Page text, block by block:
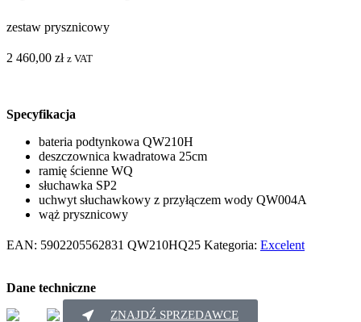
zestaw prysznicowy
2 460,00 zł z VAT
Specyfikacja
bateria podtynkowa QW210H
deszczownica kwadratowa 25cm
ramię ścienne WQ
słuchawka SP2
uchwyt słuchawkowy z przyłączem wody QW004A
wąż prysznicowy
EAN: 5902205562831 QW210HQ25 Kategoria: Excelent
Dane techniczne
ZNAJDŹ SPRZEDAWCE